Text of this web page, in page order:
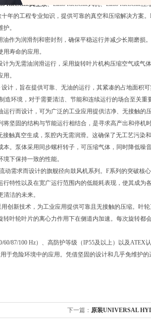
Rietschle真空泵、Elmo Rietschle风机、Elmo Rietschle压
十年的工程专业知识，提供可靠的真空和压缩解决方案
。
油作为润滑剂和密封剂，确保平稳运行并减少长期磨
寿命的应用。
计为无需油润滑运行，采用旋转叶片机构压缩空气或
。
设计，旨在提供可靠、无油的运行，其紧凑的占地面
造环境，对于需要清洁、节能和连续运行的场合至关重
运行而设计，可为广泛的工业应用提供洁净、无接触
坚固的结构与节能运行相结合，是寻求高产出和停机
接触真空生成，泵腔内无需润滑。这确保了无工艺污
本。泵体采用同步螺杆转子，可压缩气体，同时降低
下保持一致的性能。
动需求而设计的旗舰径向鼓风机系列。F系列的突破核
行特性以及在宽广运行范围内的低能耗表现，使其成
洁的未来。
用创新技术，为工业应用提供可靠且无接触的压缩。
转叶轮叶片的离心力作用下在侧道内加速。每次旋转
87/100 Hz）、高防护等级（IP55及以上）以及ATEX
于危险环境中的应用。凭借坚固的设计和几乎免维护的
下一篇： 原装UNIVERSAL